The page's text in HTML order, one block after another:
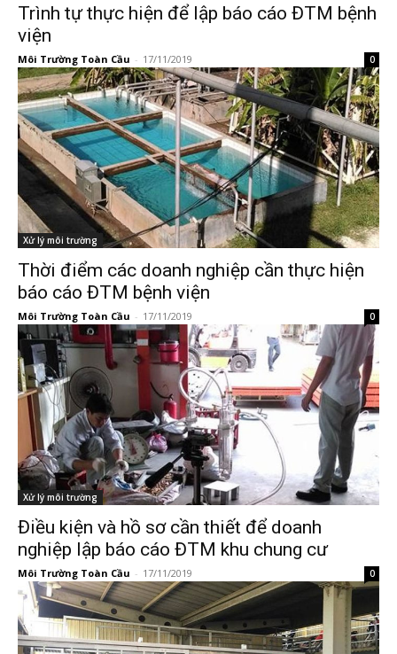
Trình tự thực hiện để lập báo cáo ĐTM bệnh
viện
Môi Trường Toàn Cầu - 17/11/2019 0
Xử lý môi trường
Thời điểm các doanh nghiệp cần thực hiện
báo cáo ĐTM bệnh viện
Môi Trường Toàn Cầu - 17/11/2019 0
Xử lý môi trường
Điều kiện và hồ sơ cần thiết để doanh
nghiệp lập báo cáo ĐTM khu chung cư
Môi Trường Toàn Cầu - 17/11/2019 0